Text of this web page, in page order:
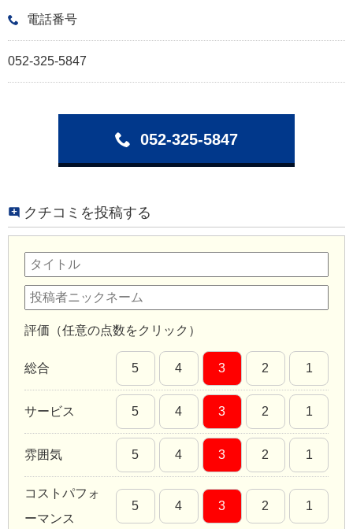
電話番号
052-325-5847
052-325-5847
クチコミを投稿する
評価（任意の点数をクリック）
総合 5 4 3 2 1
サービス 5 4 3 2 1
雰囲気 5 4 3 2 1
コストパフォ
ーマンス
5 4 3 2 1